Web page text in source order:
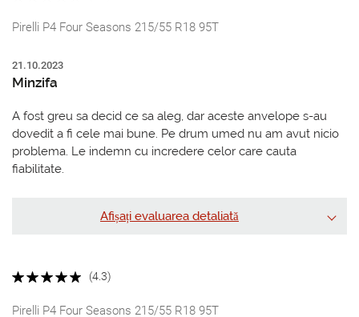
Pirelli P4 Four Seasons 215/55 R18 95T
21.10.2023
Minzifa
A fost greu sa decid ce sa aleg, dar aceste anvelope s-au
dovedit a fi cele mai bune. Pe drum umed nu am avut nicio
problema. Le indemn cu incredere celor care cauta
fiabilitate.
Afișați evaluarea detaliată
(4.3)
Pirelli P4 Four Seasons 215/55 R18 95T